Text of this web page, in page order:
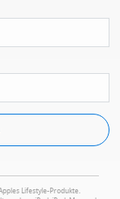
Lifestyle-Produkte.